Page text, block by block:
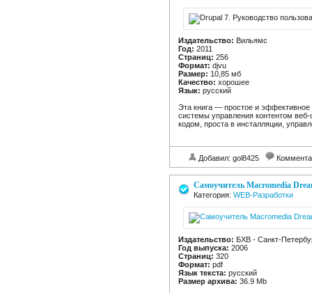
Издательство: Вильямс
Год: 2011
Страниц: 256
Формат: djvu
Размер: 10,85 мб
Качество: хорошее
Язык: русский
Эта книга — простое и
системы управления контентом
кодом, проста в инсталляции,
Добавил: gol8425
Самоучитель Macromedia
Категория: WEB-Разработки
Издательство: БХВ - Санкт-
Год выпуска: 2006
Страниц: 320
Формат: pdf
Язык текста: русский
Размер архива: 36.9 Mb